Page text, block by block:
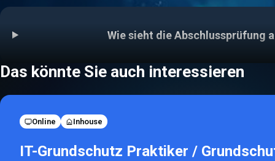
Wie sieht die Abschlussprüfung
Das könnte Sie auch interessieren
Online Inhouse
IT-Grundschutz Praktiker /